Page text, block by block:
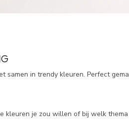
samen in trendy kleuren. Perfect
kleuren je zou willen of bij welk